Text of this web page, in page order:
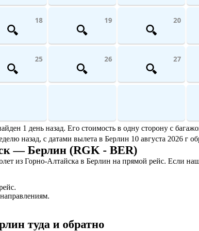
18 19 20
25 26 27
1 день назад. Его стоимость в одну сторону с
назад, с датами вылета в Берлин 10 августа 2026 г
— Берлин (RGK - BER)
из Горно-Алтайска в Берлин на прямой рейс. Если
туда и обратно